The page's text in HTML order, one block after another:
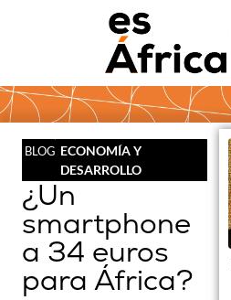
BLOG ECONOMÍA Y
DESARROLLO
¿Un
smartphone
a 34 euros
para África?